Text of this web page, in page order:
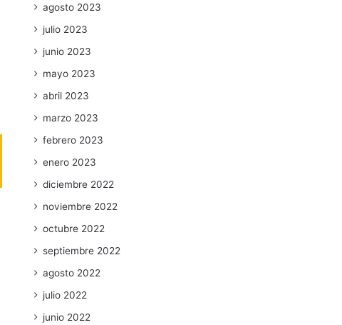
agosto 2023
julio 2023
junio 2023
mayo 2023
abril 2023
marzo 2023
febrero 2023
enero 2023
diciembre 2022
noviembre 2022
octubre 2022
septiembre 2022
agosto 2022
julio 2022
junio 2022